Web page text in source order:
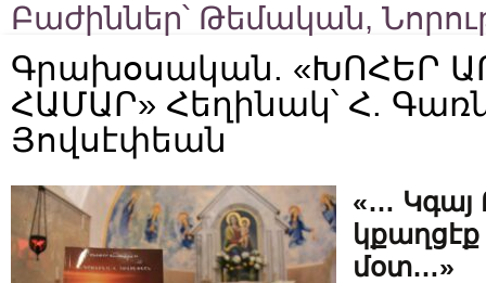
Բաժիններ՝ Թեմական,
Գրախօսական. «ԽՈՀԵՐ
ՀԱՄԱՐ» Հեղինակ՝ Հ.
Յովսէփեան
«… Կգայ
մօտ…»